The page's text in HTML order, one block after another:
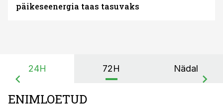
päikeseenergia taas tasuvaks
24H 72H Nädal
ENIMLOETUD